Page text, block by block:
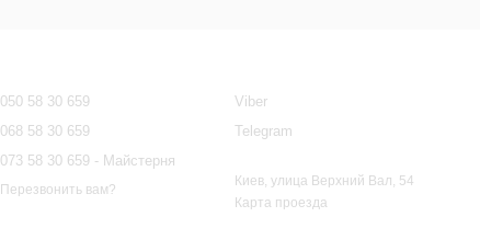
050 58 30 659
068 58 30 659
073 58 30 659 - Майстерня
Перезвонить вам?
Viber
Telegram
Киев, улица Верхний Вал, 54
Карта проезда